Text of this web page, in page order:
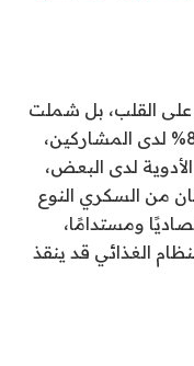
القلب، بل شملت
تحسين التحكم في سكر الدم بنسبة 8% لدى المشاركين،
لدى البعض،
7% من السكان من السكري النوع
ومستدامًا،
الغذائي قد ينقذ